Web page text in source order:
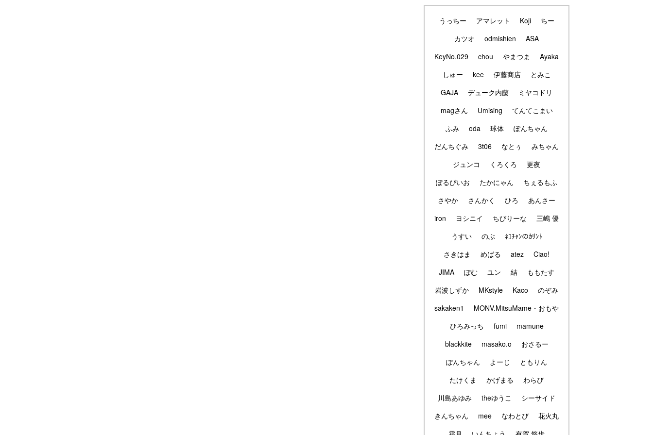
うっちー アマレット Koji
ちー
カツオ
odmishien
ASA
KeyNo.029
chou やまつま
Ayaka
しゅー
kee 伊藤商店
とみこ
GAJA
デューク内藤
ミヤコドリ
magさん
Umising
てんてこまい
ふみ
oda 球体
ぽんちゃん
だんちぐみ
3t06 なとぅ
みちゃん
ジュンコ
くろくろ
更夜
ぽるぴいお
たかにゃん
ちぇるもふ
さやか
さんかく ひろ
あんさー
iron
ヨシニイ ちびりーな
三嶋 優
うすい
のぶ
ﾈｺﾁｬﾝのｶﾘﾝﾄ
さきはま
めばる atez
Ciao!
JIMA
ぽむ ユン 結
ももたす
岩波しずか
MKstyle Kaco
のぞみ
sakaken1
MONV.MitsuMame・おもや
ひろみっち
fumi
mamune
blackkite
masako.o
おさるー
ぽんちゃん
よーじ
ともりん
たけくま
かげまる
わらび
川島あゆみ
theゆうこ
シーサイド
きんちゃん
mee なわとび
花火丸